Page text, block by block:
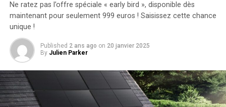
RELATED TOPICS: ANNULATIONS BBC
FACTURES
FOYERS
REDEVANCE TV
UP NEXT
15 Histoires Vraies aux Dénouements Incroyables !
DON'T MISS
La princesse Beatrice rend un hommage émouvant à
Caroline Flack, l’animatrice disparue de Love Island
Ne ratez pas l’offre spéciale « early bird », disponible dès
maintenant pour seulement 999 euros ! Saisissez cette chance
unique !
Published 2 ans ago on 20 janvier 2025
By Julien Parker